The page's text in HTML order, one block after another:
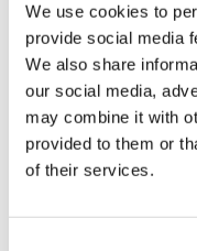
We use cookies to
provide social media
We also share
our social media,
may combine it with
provided to them or
of their services.
Gynäkomastie
Zahnimplantat
Veneers Türkei
Zahnkronen Türkei
Fettabsaugung
Bariatrische
Magenbypass Türkei
Zahnmedizin Türkei
Brazilian Butt Lift